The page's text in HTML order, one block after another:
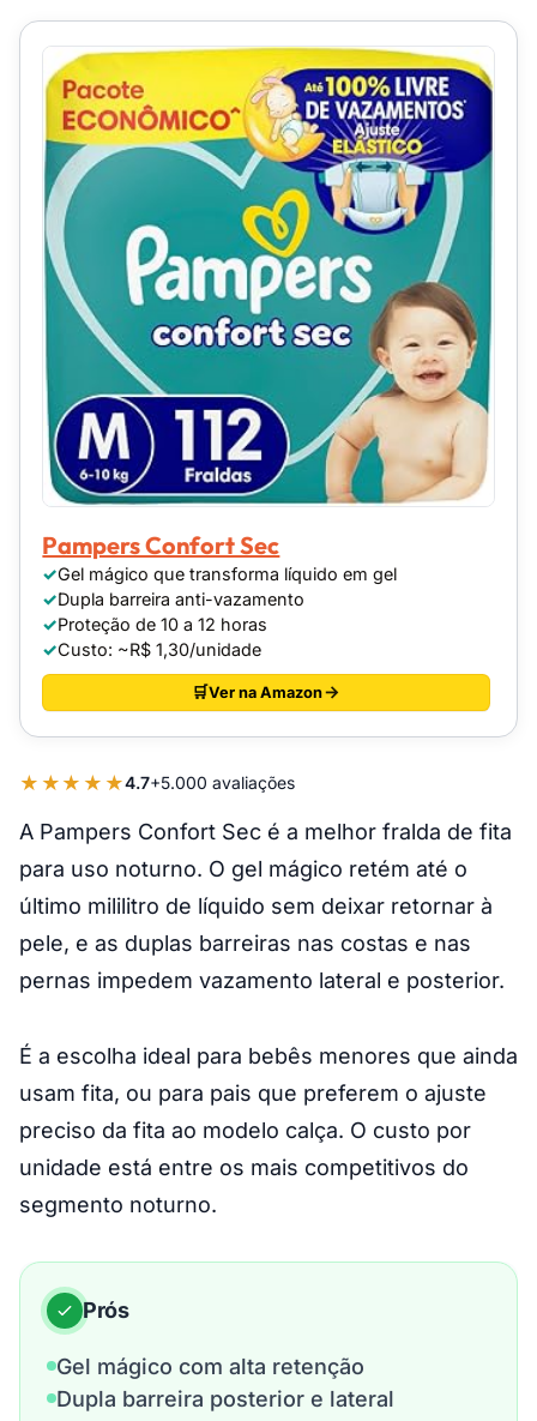
Pampers Confort Sec
Gel mágico que transforma líquido em gel
Dupla barreira anti-vazamento
Proteção de 10 a 12 horas
Custo: ~R$ 1,30/unidade
Ver na Amazon
★★★★★4.7+5.000 avaliações
A Pampers Confort Sec é a melhor fralda de fita
para uso noturno. O gel mágico retém até o
último mililitro de líquido sem deixar retornar à
pele, e as duplas barreiras nas costas e nas
pernas impedem vazamento lateral e posterior.
É a escolha ideal para bebês menores que ainda
usam fita, ou para pais que preferem o ajuste
preciso da fita ao modelo calça. O custo por
unidade está entre os mais competitivos do
segmento noturno.
Prós
Gel mágico com alta retenção
Dupla barreira posterior e lateral